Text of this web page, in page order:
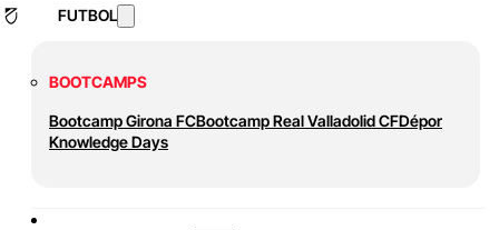
FUTBOL
BOOTCAMPS
Bootcamp Girona FCBootcamp Real Valladolid CFDépor
Knowledge Days